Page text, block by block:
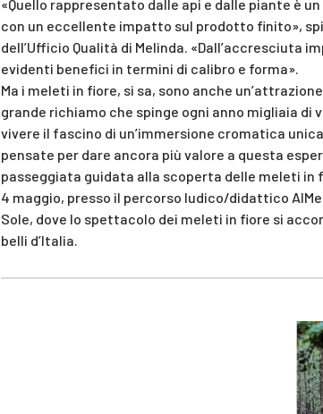
«Quello rappresentato dalle api e dalle piante è
con un eccellente impatto sul prodotto finito»,
dell’Ufficio Qualità di Melinda. «Dall’accresciuta
evidenti benefici in termini di calibro e forma».
Ma i meleti in fiore, si sa, sono anche
grande richiamo che spinge ogni anno migliaia di
vivere il fascino di un’immersione cromatica
pensate per dare ancora più valore a questa
passeggiata guidata alla scoperta delle meleti in
4 maggio, presso il percorso ludico/didattico
Sole, dove lo spettacolo dei meleti in fiore si
belli d’Italia.